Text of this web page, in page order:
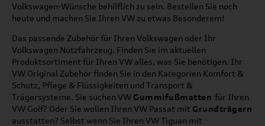
Volkswagen-Wünsche behilflich zu sein. Bestellen Sie noch
heute und machen Sie Ihren VW zu etwas Besonderem!
Das passende Zubehör für Ihren Volkswagen oder Ihr
Volkswagen Nutzfahrzeug. Finden Sie im aktuellen
Produktsortiment für Ihren VW alles, was Sie benötigen. Ihr
VW Original Zubehör finden Sie in den Kategorien Komfort &
Schutz, Pflege & Flüssigkeiten und Transport &
Trägersysteme. Sie suchen VW Gummifußmatten für Ihren
VW Golf? Oder Sie wollen Ihren VW Passat mit Grundträgern
ausstatten? Selbst wenn Sie Ihren VW Tiguan mit